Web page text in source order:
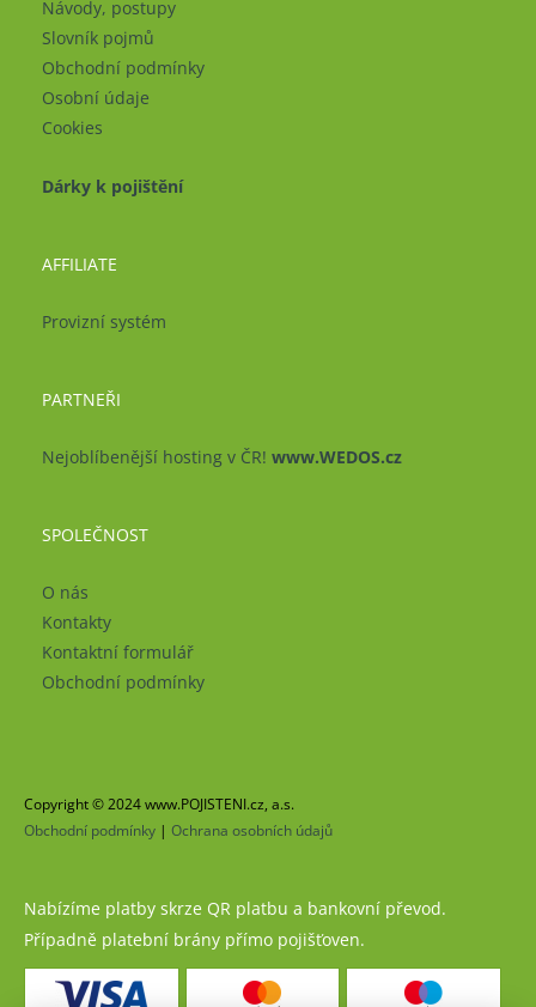
Návody, postupy
Slovník pojmů
Obchodní podmínky
Osobní údaje
Cookies
Dárky k pojištění
AFFILIATE
Provizní systém
PARTNEŘI
Nejoblíbenější hosting v ČR! www.WEDOS.cz
SPOLEČNOST
O nás
Kontakty
Kontaktní formulář
Obchodní podmínky
Copyright © 2024 www.POJISTENI.cz, a.s.
Obchodní podmínky | Ochrana osobních údajů
Nabízíme platby skrze QR platbu a bankovní převod.
Případně platební brány přímo pojišťoven.